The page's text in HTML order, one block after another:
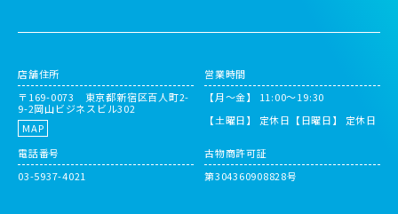
店舗住所
〒169-0073 東京都新宿区百人町2-
9-2岡山ビジネスビル302
MAP
営業時間
【月～金】 11:00〜19:30
【土曜日】 定休日 【日曜日】 定休日
電話番号
03-5937-4021
古物商許可証
第304360908828号